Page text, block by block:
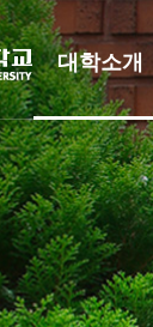
대학소개